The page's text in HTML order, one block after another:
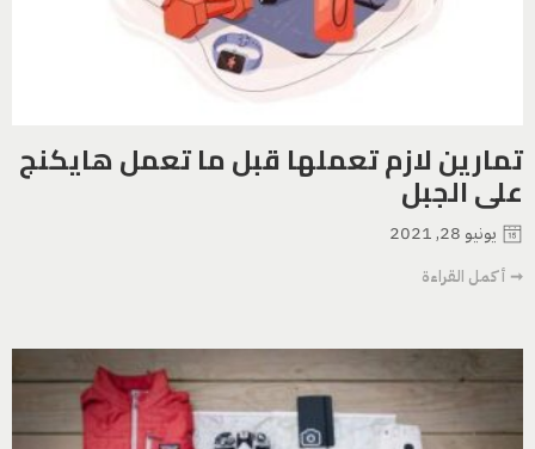
تمارين لازم تعملها قبل ما تعمل هايكنج
على الجبل
يونيو 28, 2021
➞ أكمل القراءة